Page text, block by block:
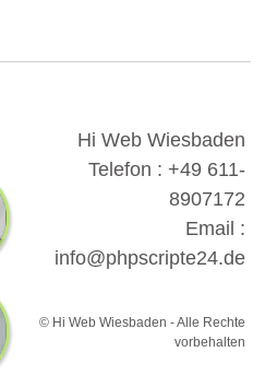
Hi Web Wiesbaden
Telefon : +49 611-
8907172
Email :
info@phpscripte24.de
© Hi Web Wiesbaden - Alle Rechte
vorbehalten